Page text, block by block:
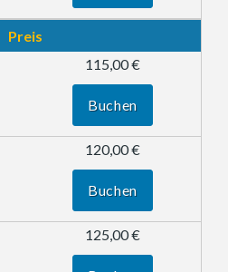
Preis
115,00 €
Buchen
120,00 €
Buchen
125,00 €